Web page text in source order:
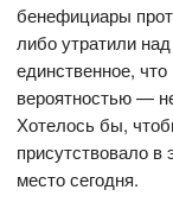
бенефициары
либо утратили
единственное,
вероятностью —
Хотелось бы,
присутствовало
место сегодня.